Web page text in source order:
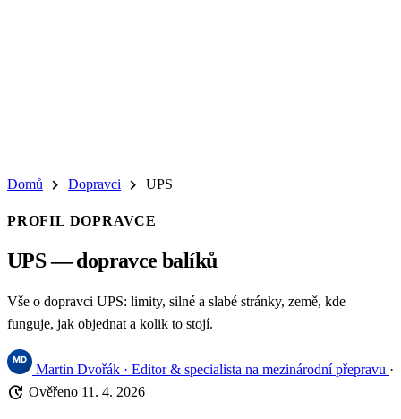
Domů chevron_right Dopravci chevron_right UPS
PROFIL DOPRAVCE
UPS — dopravce balíků
Vše o dopravci UPS: limity, silné a slabé stránky, země, kde
funguje, jak objednat a kolik to stojí.
Martin Dvořák · Editor & specialista na mezinárodní přepravu ·
update Ověřeno 11. 4. 2026